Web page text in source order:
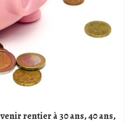
rentier à 30 ans, 40 ans,